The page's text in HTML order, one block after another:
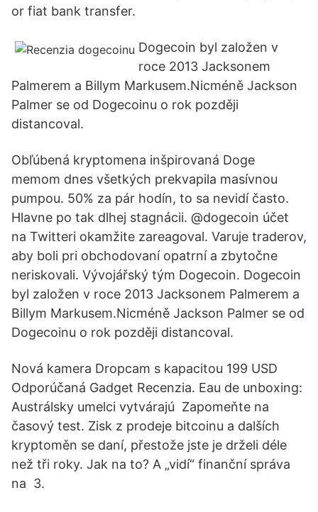
or fiat bank transfer.
Dogecoin byl založen v
roce 2013 Jacksonem
Palmerem a Billym Markusem.Nicméně Jackson
Palmer se od Dogecoinu o rok později
distancoval.
Obľúbená kryptomena inšpirovaná Doge
memom dnes všetkých prekvapila masívnou
pumpou. 50% za pár hodín, to sa nevidí často.
Hlavne po tak dlhej stagnácii. @dogecoin účet
na Twitteri okamžite zareagoval. Varuje traderov,
aby boli pri obchodovaní opatrní a zbytočne
neriskovali. Vývojářský tým Dogecoin. Dogecoin
byl založen v roce 2013 Jacksonem Palmerem a
Billym Markusem.Nicméně Jackson Palmer se od
Dogecoinu o rok později distancoval.
Nová kamera Dropcam s kapacitou 199 USD
Odporúčaná Gadget Recenzia. Eau de unboxing:
Austrálsky umelci vytvárajú Zapomeňte na
časový test. Zisk z prodeje bitcoinu a dalších
kryptoměn se daní, přestože jste je drželi déle
než tři roky. Jak na to? A „vidí“ finanční správa
na 3.